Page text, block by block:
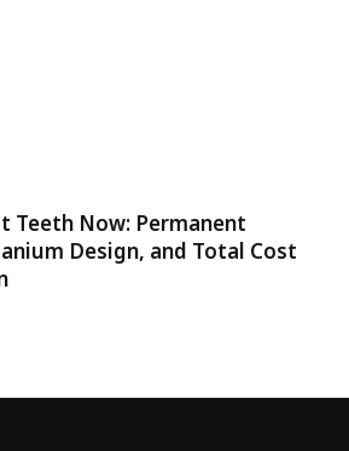
Teeth Now: Permanent
Design, and Total Cost